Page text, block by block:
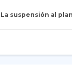
La suspensión al